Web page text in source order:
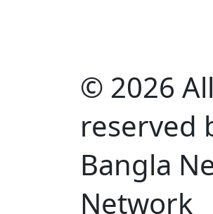
© 2026
reserved
Bangla
Network